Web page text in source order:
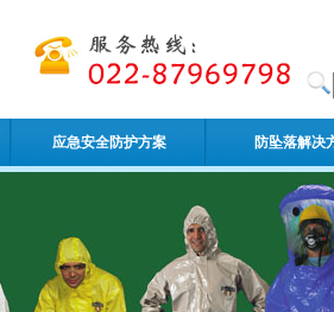
应急安全防护方案 防坠落解决